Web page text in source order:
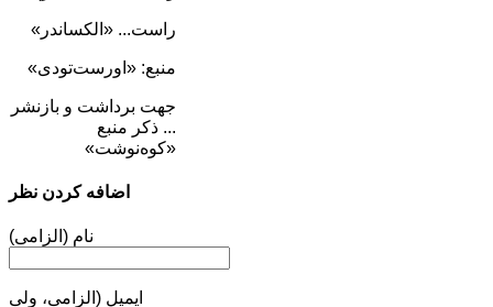
راست... «الکساندر»
منبع: «اورست‌تودی»
جهت برداشت و بازنشر
... ذکر منبع
«کوه‌نوشت»
اضافه کردن نظر
نام (الزامی)
ایمیل (الزامی، ولی